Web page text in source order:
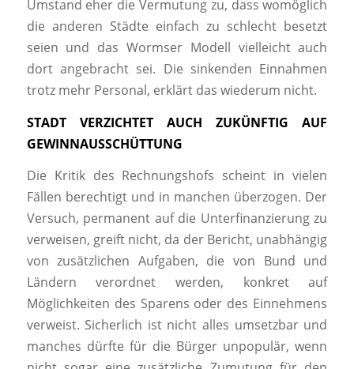
Umstand eher die Vermutung zu, dass womöglich
die anderen Städte einfach zu schlecht besetzt
seien und das Wormser Modell vielleicht auch
dort angebracht sei. Die sinkenden Einnahmen
trotz mehr Personal, erklärt das wiederum nicht.
STADT VERZICHTET AUCH ZUKÜNFTIG AUF
GEWINNAUSSCHÜTTUNG
Die Kritik des Rechnungshofs scheint in vielen
Fällen berechtigt und in manchen überzogen. Der
Versuch, permanent auf die Unterfinanzierung zu
verweisen, greift nicht, da der Bericht, unabhängig
von zusätzlichen Aufgaben, die von Bund und
Ländern verordnet werden, konkret auf
Möglichkeiten des Sparens oder des Einnehmens
verweist. Sicherlich ist nicht alles umsetzbar und
manches dürfte für die Bürger unpopulär, wenn